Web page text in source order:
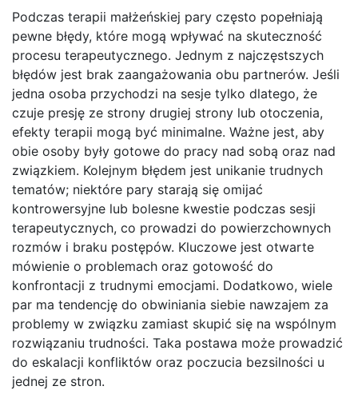
Podczas terapii małżeńskiej pary często popełniają
pewne błędy, które mogą wpływać na skuteczność
procesu terapeutycznego. Jednym z najczęstszych
błędów jest brak zaangażowania obu partnerów. Jeśli
jedna osoba przychodzi na sesje tylko dlatego, że
czuje presję ze strony drugiej strony lub otoczenia,
efekty terapii mogą być minimalne. Ważne jest, aby
obie osoby były gotowe do pracy nad sobą oraz nad
związkiem. Kolejnym błędem jest unikanie trudnych
tematów; niektóre pary starają się omijać
kontrowersyjne lub bolesne kwestie podczas sesji
terapeutycznych, co prowadzi do powierzchownych
rozmów i braku postępów. Kluczowe jest otwarte
mówienie o problemach oraz gotowość do
konfrontacji z trudnymi emocjami. Dodatkowo, wiele
par ma tendencję do obwiniania siebie nawzajem za
problemy w związku zamiast skupić się na wspólnym
rozwiązaniu trudności. Taka postawa może prowadzić
do eskalacji konfliktów oraz poczucia bezsilności u
jednej ze stron.